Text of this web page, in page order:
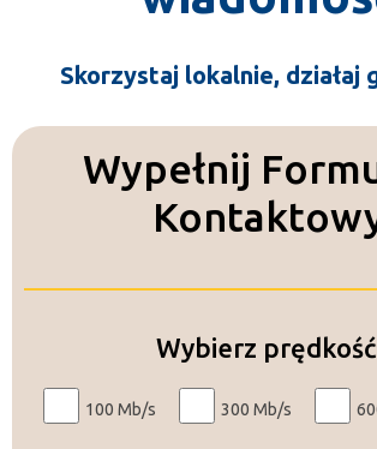
Skorzystaj lokalnie, działaj
Wypełnij
Wybierz
100 Mb/s 300 Mb/s